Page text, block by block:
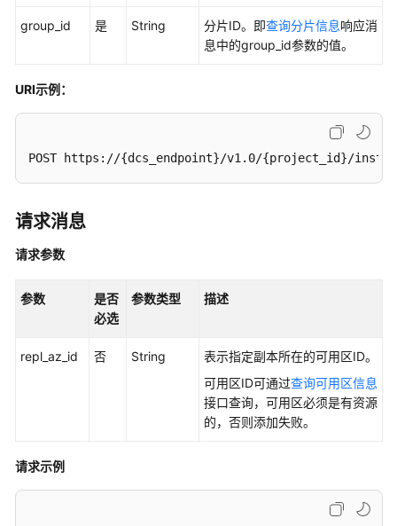
用
南
佳
API
参
览
group_id 是 String 分片ID。即查询分片信息响应消
息中的group_id参数的值。
URI示例：
POST https://{dcs_endpoint}/v1.0/{project_id}/
请求消息
请求参数
参数
是否
必选
参数类型 描述
repl_az_id 否 String
表示指定副本所在的可用区ID。
可用区ID可通过查询可用区信息
接口查询，可用区必须是有资源
的，否则添加失败。
请求示例